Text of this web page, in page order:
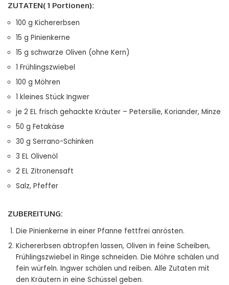
ZUTATEN( 1 Portionen):
100 g Kichererbsen
15 g Pinienkerne
15 g schwarze Oliven (ohne Kern)
1 Frühlingszwiebel
100 g Möhren
1 kleines Stück Ingwer
je 2 EL frisch gehackte Kräuter – Petersilie, Koriander, Minze
50 g Fetakäse
30 g Serrano-Schinken
3 EL Olivenöl
2 EL Zitronensaft
Salz, Pfeffer
ZUBEREITUNG:
Die Pinienkerne in einer Pfanne fettfrei anrösten.
Kichererbsen abtropfen lassen, Oliven in feine Scheiben,
Frühlingszwiebel in Ringe schneiden. Die Möhre schälen und
fein würfeln. Ingwer schälen und reiben. Alle Zutaten mit
den Kräutern in eine Schüssel geben.